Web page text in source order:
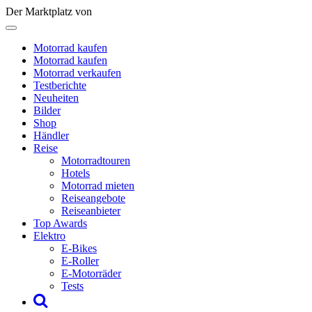
Der Marktplatz von
Motorrad kaufen
Motorrad kaufen
Motorrad verkaufen
Testberichte
Neuheiten
Bilder
Shop
Händler
Reise
Motorradtouren
Hotels
Motorrad mieten
Reiseangebote
Reiseanbieter
Top Awards
Elektro
E-Bikes
E-Roller
E-Motorräder
Tests